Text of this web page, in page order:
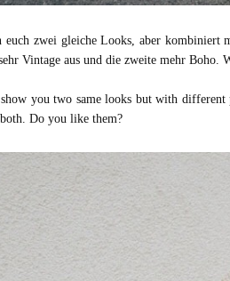
euch zwei gleiche Looks, aber kombiniert
Vintage aus und die zweite mehr
you two same looks but with
Do you like them?